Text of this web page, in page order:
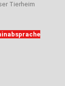
Tierheim